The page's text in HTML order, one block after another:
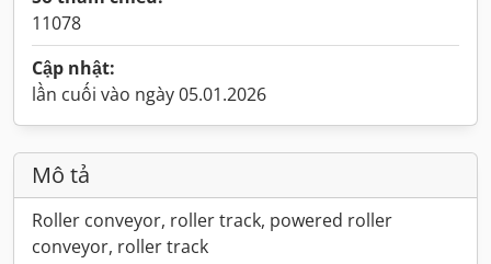
11078
Cập nhật:
lần cuối vào ngày 05.01.2026
Mô tả
Roller conveyor, roller track, powered roller
conveyor, roller track